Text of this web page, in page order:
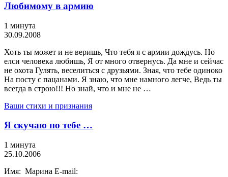
Любимому в армию
1 минута
30.09.2008
Хоть ты может и не веришь, Что тебя я с армии дождусь. Но
елси человека любишь, Я от много отвернусь. Да мне и сейчас
не охота Гулять, веселиться с друзьями. Зная, что тебе одиноко
На посту с пацанами. Я знаю, что мне намного легче, Ведь ты
всегда в строю!!! Но знай, что и мне не …
Ваши стихи и признания
Я скучаю по тебе …
1 минута
25.10.2006
Имя: Марина E-mail: